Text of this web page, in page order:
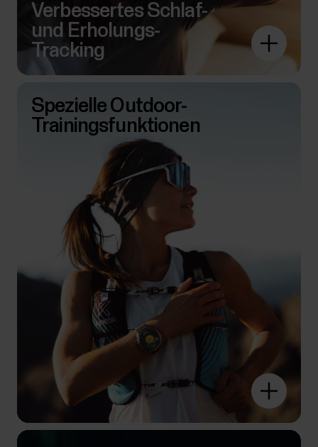
Verbessertes Schlaf-
und Erholungs-
Tracking
Spezielle Outdoor-
Trainingsfunktionen